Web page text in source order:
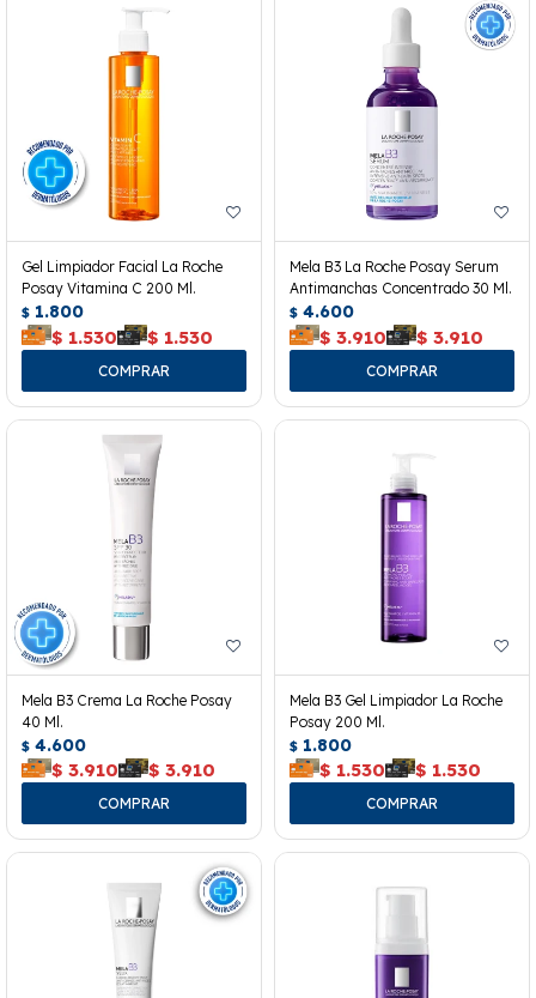
Gel Limpiador Facial La Roche
Posay Vitamina C 200 Ml.
$ 1.800
$ 1.530 $ 1.530
Mela B3 La Roche Posay Serum
Antimanchas Concentrado 30 Ml.
$ 4.600
$ 3.910 $ 3.910
Mela B3 Crema La Roche Posay
40 Ml.
$ 4.600
$ 3.910 $ 3.910
Mela B3 Gel Limpiador La Roche
Posay 200 Ml.
$ 1.800
$ 1.530 $ 1.530